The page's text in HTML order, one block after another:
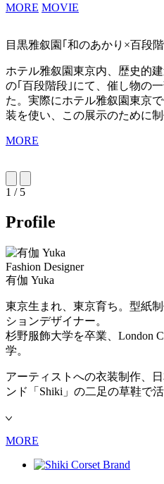
MORE MOVIE
目黒雅叙園｢和のあかり×百段
ホテル雅叙園東京内、歴史的
の｢百段階段｣にて、催し物の
た。実際にホテル雅叙園東京
装を使い、この展示のために制
MORE
1 / 5
Profile
Fashion Designer
有伽 Yuka
東京生まれ、東京育ち。型紙
ションデザイナー。
杉野服飾大学を卒業、London
学。
アーティストへの衣装制作、
ンド「Shiki」の二足の草鞋で活
MORE